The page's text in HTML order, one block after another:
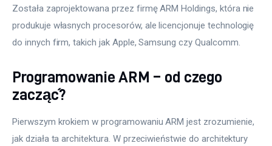
Została zaprojektowana przez firmę ARM Holdings, która nie
produkuje własnych procesorów, ale licencjonuje technologię
do innych firm, takich jak Apple, Samsung czy Qualcomm.
Programowanie ARM – od czego
zacząć?
Pierwszym krokiem w programowaniu ARM jest zrozumienie,
jak działa ta architektura. W przeciwieństwie do architektury